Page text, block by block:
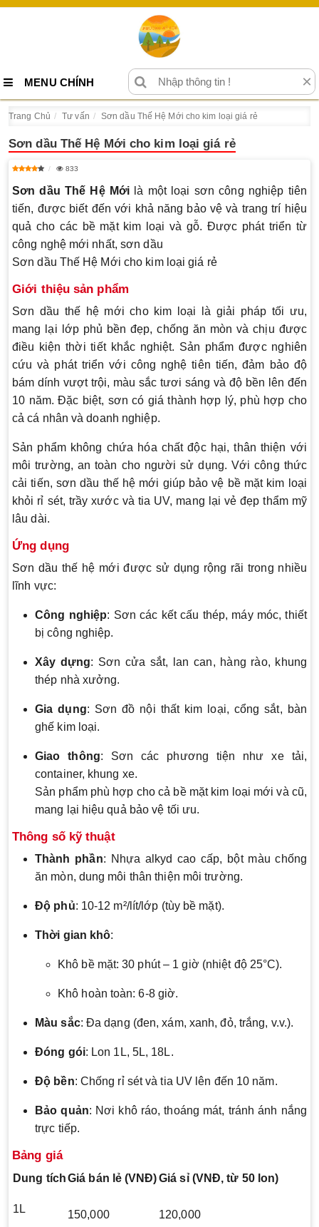
MENU CHÍNH ×
Trang Chủ Tư vấn Sơn dầu Thế Hệ Mới cho kim loại giá rẻ
Sơn dầu Thế Hệ Mới cho kim loại giá rẻ
833
Sơn dầu Thế Hệ Mới là một loại sơn công nghiệp tiên
tiến, được biết đến với khả năng bảo vệ và trang trí hiệu
quả cho các bề mặt kim loại và gỗ. Được phát triển từ
công nghệ mới nhất, sơn dầu
Sơn dầu Thế Hệ Mới cho kim loại giá rẻ
Giới thiệu sản phẩm
Sơn dầu thế hệ mới cho kim loại là giải pháp tối ưu,
mang lại lớp phủ bền đẹp, chống ăn mòn và chịu được
điều kiện thời tiết khắc nghiệt. Sản phẩm được nghiên
cứu và phát triển với công nghệ tiên tiến, đảm bảo độ
bám dính vượt trội, màu sắc tươi sáng và độ bền lên đến
10 năm. Đặc biệt, sơn có giá thành hợp lý, phù hợp cho
cả cá nhân và doanh nghiệp.
Sản phẩm không chứa hóa chất độc hại, thân thiện với
môi trường, an toàn cho người sử dụng. Với công thức
cải tiến, sơn dầu thế hệ mới giúp bảo vệ bề mặt kim loại
khỏi rỉ sét, trầy xước và tia UV, mang lại vẻ đẹp thẩm mỹ
lâu dài.
Ứng dụng
Sơn dầu thế hệ mới được sử dụng rộng rãi trong nhiều
lĩnh vực:
Công nghiệp: Sơn các kết cấu thép, máy móc, thiết
bị công nghiệp.
Xây dựng: Sơn cửa sắt, lan can, hàng rào, khung
thép nhà xưởng.
Gia dụng: Sơn đồ nội thất kim loại, cổng sắt, bàn
ghế kim loại.
Giao thông: Sơn các phương tiện như xe tải,
container, khung xe.
Sản phẩm phù hợp cho cả bề mặt kim loại mới và cũ,
mang lại hiệu quả bảo vệ tối ưu.
Thông số kỹ thuật
Thành phần: Nhựa alkyd cao cấp, bột màu chống
ăn mòn, dung môi thân thiện môi trường.
Độ phủ: 10-12 m²/lít/lớp (tùy bề mặt).
Thời gian khô:
Khô bề mặt: 30 phút – 1 giờ (nhiệt độ 25°C).
Khô hoàn toàn: 6-8 giờ.
Màu sắc: Đa dạng (đen, xám, xanh, đỏ, trắng, v.v.).
Đóng gói: Lon 1L, 5L, 18L.
Độ bền: Chống rỉ sét và tia UV lên đến 10 năm.
Bảo quản: Nơi khô ráo, thoáng mát, tránh ánh nắng
trực tiếp.
Bảng giá
Dung tíchGiá bán lẻ (VNĐ)Giá sỉ (VNĐ, từ 50 lon)
1L 150,000 120,000